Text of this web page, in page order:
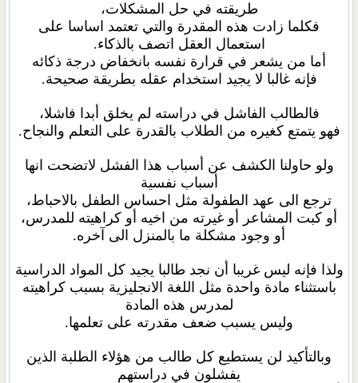
طريقته في حل المشكلات،
فكلما زادت هذه المقدرة والتي تعتمد اساسا على
استعمال العقل اتصف بالذكاء.
أما من يشعر في قرارة نفسه بانخفاض درجة ذكائه
فإنه غالبا لا يجيد استخدام عقله بطريقة صحيحة.
فالطالب الفاشل في دراسته لم يخلق أبدا فاشلا،
فهو يتمتع كغيره من الطلاب بالقدرة على التعلم والنجاح.
ولو حاولنا الكشف عن أسباب هذا الفشل لاتضحت انها
أسباب نفسية
ترجع الى عهد الطفولة مثل احساس الطفل بالاحباط،
أو كبت المشاعر أو غيرته من اخيه أو كراهيته للمدرس،
أو وجود مشكلة ما بالمنزل الى آخره.
ولذا فإنه ليس غريبا أن نجد طالبا يجيد كل المواد الدراسية
باستثناء مادة واحدة مثل اللغة الانجليزية بسبب كراهيته
لمدرس هذه المادة
وليس يسبب ضعف مقدرته على تعلمها.
وبالتأكيد لن يستطيع كل طالب من هؤلاء الطلبة الذين
يفشلون في دراستهم